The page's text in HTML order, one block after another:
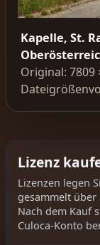
Kapelle, St.
Original: 7809
Lizenz
Lizenzen legen
gesammelt über
Nach dem Kauf
Culoca-Konto